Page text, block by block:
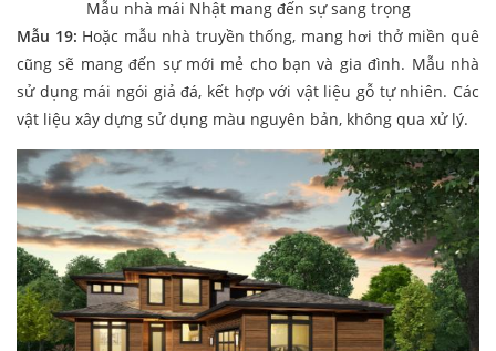
Mẫu nhà mái Nhật mang đến sự sang trọng
Mẫu 19: Hoặc mẫu nhà truyền thống, mang hơi thở miền quê
cũng sẽ mang đến sự mới mẻ cho bạn và gia đình. Mẫu nhà
sử dụng mái ngói giả đá, kết hợp với vật liệu gỗ tự nhiên. Các
vật liệu xây dựng sử dụng màu nguyên bản, không qua xử lý.